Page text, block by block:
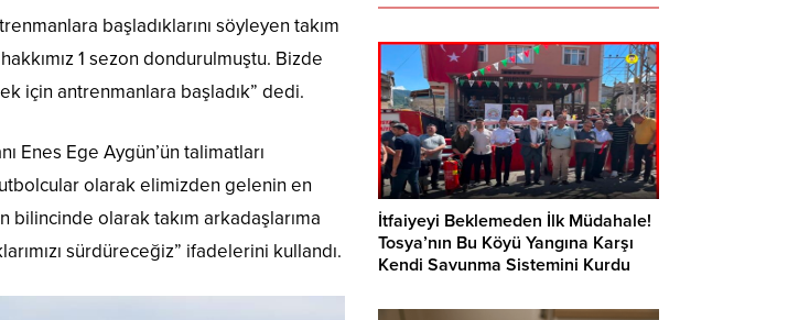
başladıklarını söyleyen takım
1 sezon dondurulmuştu. Bizde
için antrenmanlara başladık” dedi.
Enes Ege Aygün’ün talimatları
olarak elimizden gelenin en
bilincinde olarak takım arkadaşlarıma
sürdüreceğiz” ifadelerini kullandı.
İtfaiyeyi Beklemeden İlk Müdahale!
Tosya’nın Bu Köyü Yangına Karşı
Kendi Savunma Sistemini Kurdu